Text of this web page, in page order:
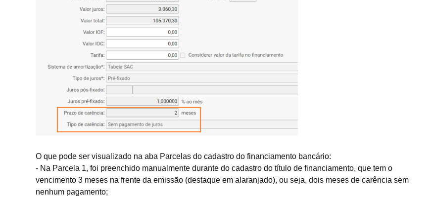
O que pode ser visualizado na aba Parcelas do cadastro do financiamento bancário:
- Na Parcela 1, foi preenchido manualmente durante do cadastro do título de financiamento, que tem o
vencimento 3 meses na frente da emissão (destaque em alaranjado), ou seja, dois meses de carência sem
nenhum pagamento;